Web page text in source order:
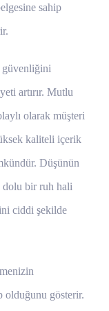
sahip
güvenliğini
artırır. Mutlu
olarak müşteri
kaliteli içerik
Düşünün
dolu bir ruh hali
ciddi şekilde
olduğunu gösterir.